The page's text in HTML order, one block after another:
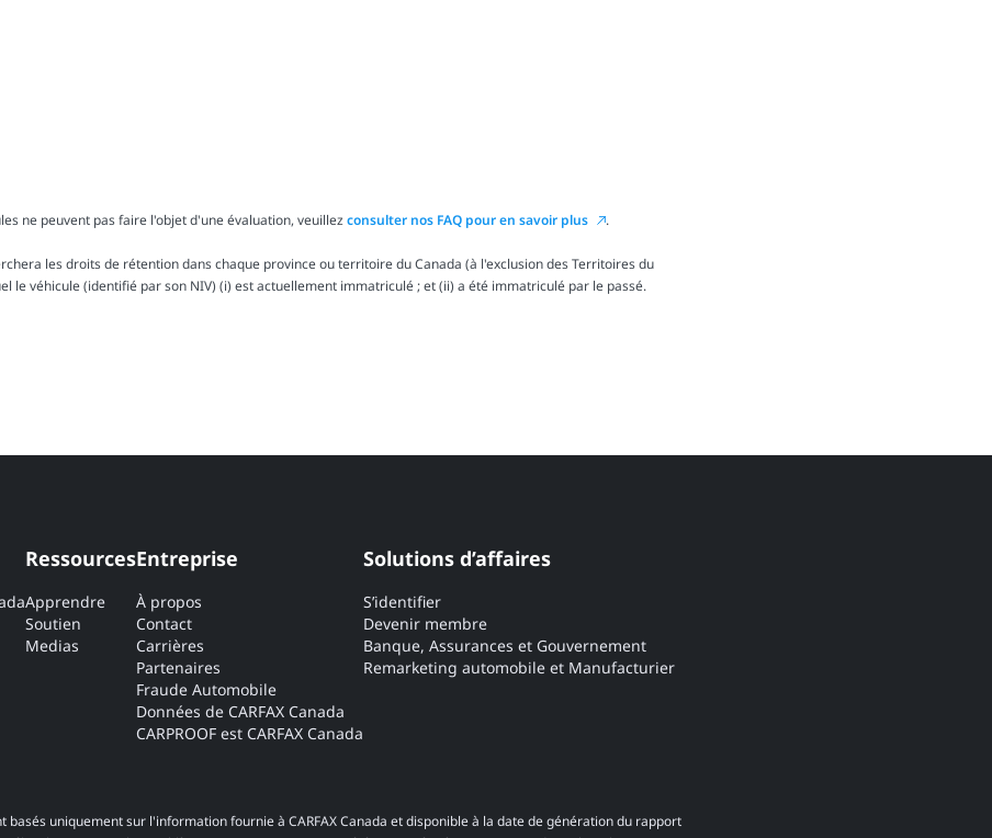
ne peuvent pas faire l'objet d'une évaluation, veuillezconsulter nos FAQ pour en savoir plus .
les droits de rétention dans chaque province ou territoire du Canada (à l'exclusion des Territoires du
le véhicule (identifié par son NIV) (i) est actuellement immatriculé ; et (ii) a été immatriculé par le passé.
Ressources
Apprendre
Soutien
Medias
Entreprise
À propos
Contact
Carrières
Partenaires
Fraude Automobile
Données de CARFAX Canada
CARPROOF est CARFAX Canada
Solutions d’affaires
S’identifier
Devenir membre
Banque, Assurances et Gouvernement
Remarketing automobile et Manufacturier
basés uniquement sur l'information fournie à CARFAX Canada et disponible à la date de génération du rapport